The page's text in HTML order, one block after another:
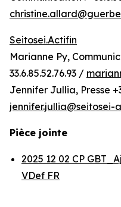
Seitosei.Actifin
Marianne Py,
33.6.85.52.76.93 /
Jennifer Jullia, Presse
jennifer.jullia@seitosei-
Pièce jointe
2025 12 02 CP
VDef FR